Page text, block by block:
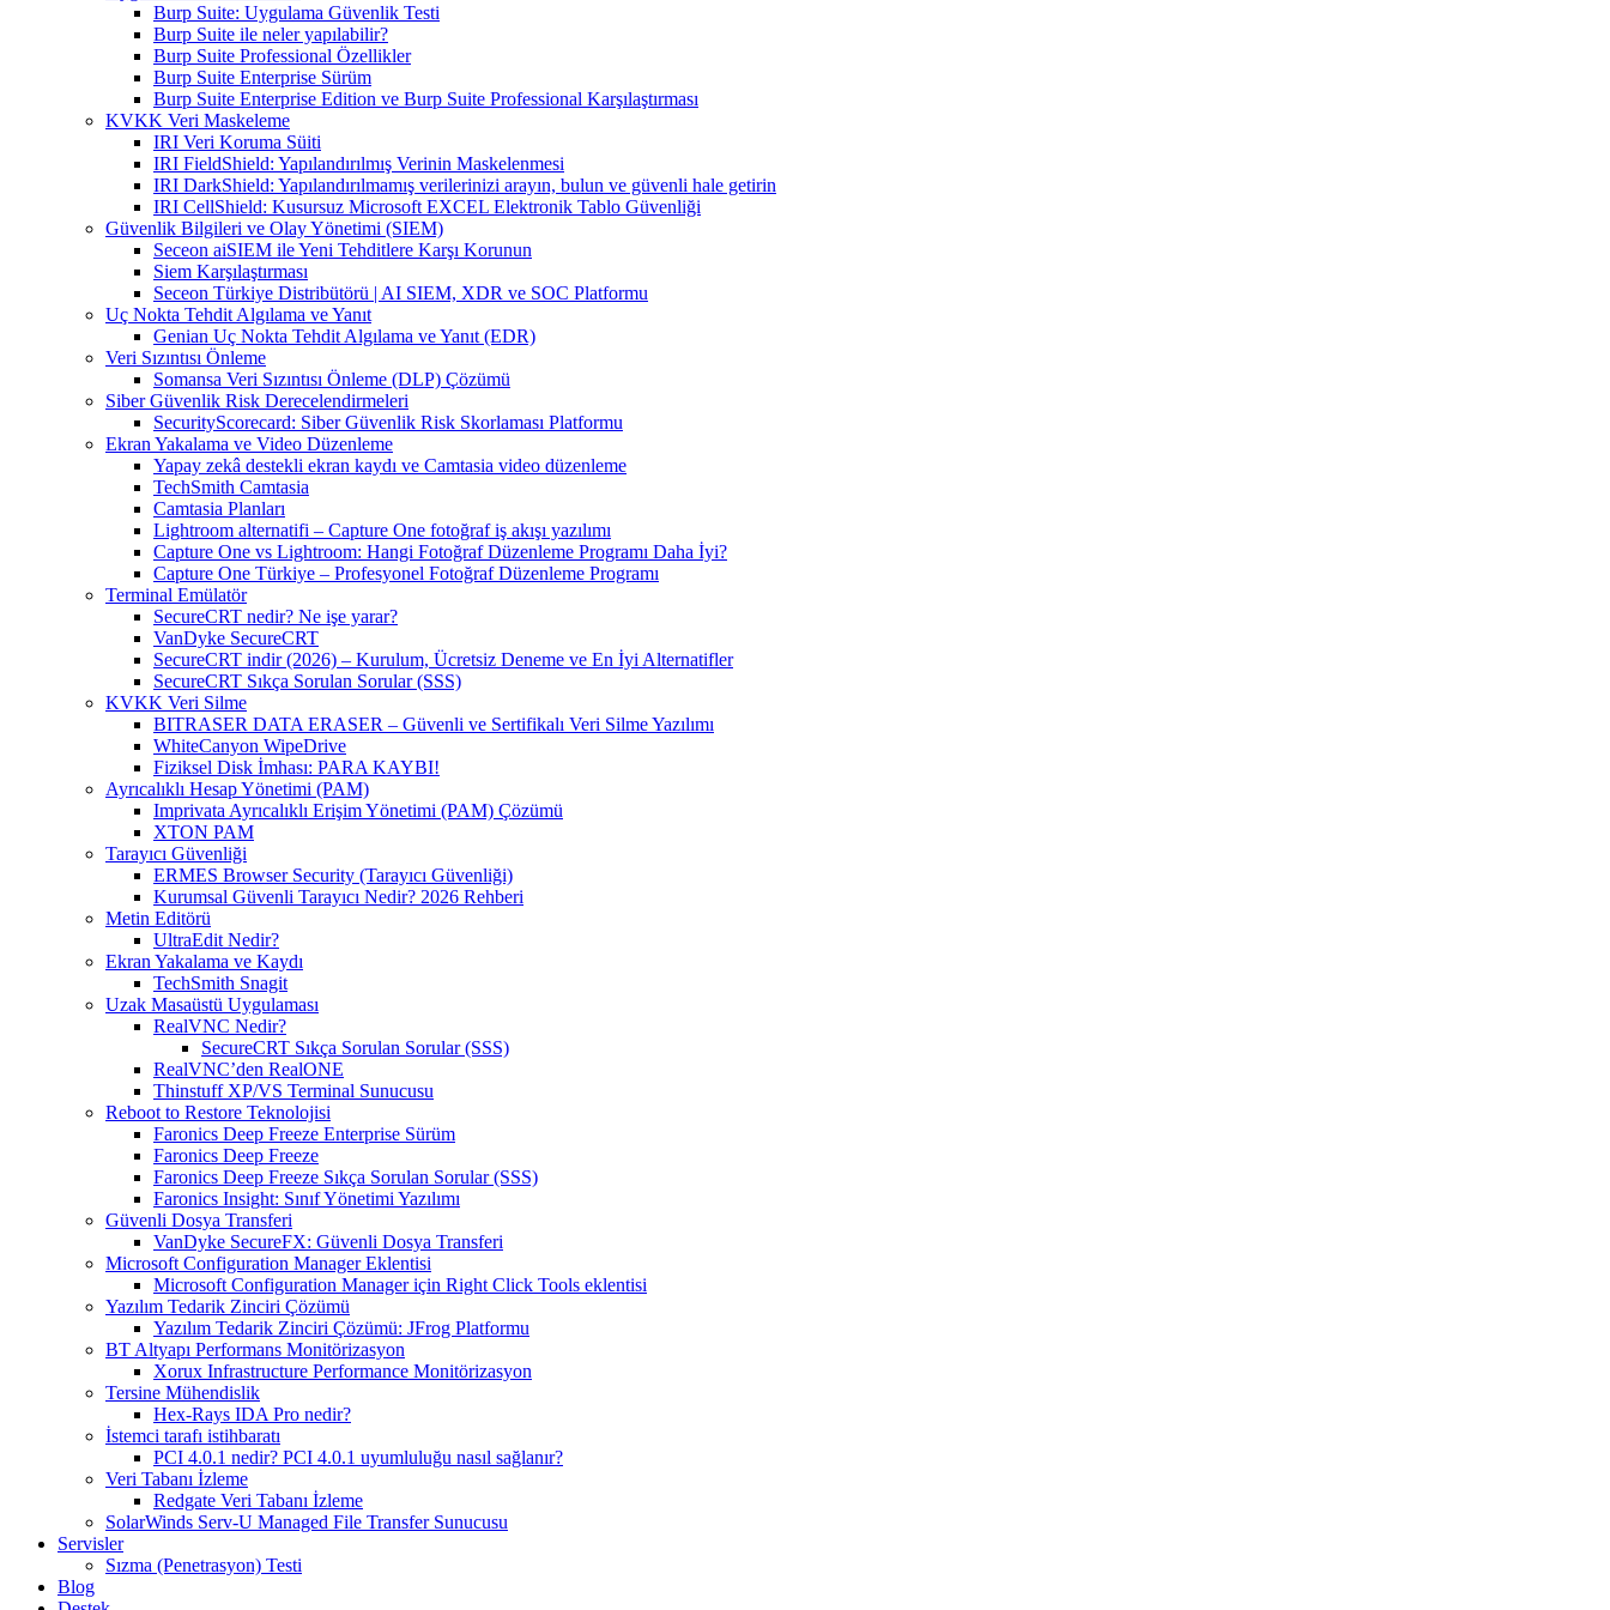
Burp Suite: Uygulama Güvenlik Testi
Burp Suite ile neler yapılabilir?
Burp Suite Professional Özellikler
Burp Suite Enterprise Sürüm
Burp Suite Enterprise Edition ve Burp Suite Professional Karşılaştırması
KVKK Veri Maskeleme
IRI Veri Koruma Süiti
IRI FieldShield: Yapılandırılmış Verinin Maskelenmesi
IRI DarkShield: Yapılandırılmamış verilerinizi arayın, bulun ve güvenli hale getirin
IRI CellShield: Kusursuz Microsoft EXCEL Elektronik Tablo Güvenliği
Güvenlik Bilgileri ve Olay Yönetimi (SIEM)
Seceon aiSIEM ile Yeni Tehditlere Karşı Korunun
Siem Karşılaştırması
Seceon Türkiye Distribütörü | AI SIEM, XDR ve SOC Platformu
Uç Nokta Tehdit Algılama ve Yanıt
Genian Uç Nokta Tehdit Algılama ve Yanıt (EDR)
Veri Sızıntısı Önleme
Somansa Veri Sızıntısı Önleme (DLP) Çözümü
Siber Güvenlik Risk Derecelendirmeleri
SecurityScorecard: Siber Güvenlik Risk Skorlaması Platformu
Ekran Yakalama ve Video Düzenleme
Yapay zekâ destekli ekran kaydı ve Camtasia video düzenleme
TechSmith Camtasia
Camtasia Planları
Lightroom alternatifi – Capture One fotoğraf iş akışı yazılımı
Capture One vs Lightroom: Hangi Fotoğraf Düzenleme Programı Daha İyi?
Capture One Türkiye – Profesyonel Fotoğraf Düzenleme Programı
Terminal Emülatör
SecureCRT nedir? Ne işe yarar?
VanDyke SecureCRT
SecureCRT indir (2026) – Kurulum, Ücretsiz Deneme ve En İyi Alternatifler
SecureCRT Sıkça Sorulan Sorular (SSS)
KVKK Veri Silme
BITRASER DATA ERASER – Güvenli ve Sertifikalı Veri Silme Yazılımı
WhiteCanyon WipeDrive
Fiziksel Disk İmhası: PARA KAYBI!
Ayrıcalıklı Hesap Yönetimi (PAM)
Imprivata Ayrıcalıklı Erişim Yönetimi (PAM) Çözümü
XTON PAM
Tarayıcı Güvenliği
ERMES Browser Security (Tarayıcı Güvenliği)
Kurumsal Güvenli Tarayıcı Nedir? 2026 Rehberi
Metin Editörü
UltraEdit Nedir?
Ekran Yakalama ve Kaydı
TechSmith Snagit
Uzak Masaüstü Uygulaması
RealVNC Nedir?
SecureCRT Sıkça Sorulan Sorular (SSS)
RealVNC’den RealONE
Thinstuff XP/VS Terminal Sunucusu
Reboot to Restore Teknolojisi
Faronics Deep Freeze Enterprise Sürüm
Faronics Deep Freeze
Faronics Deep Freeze Sıkça Sorulan Sorular (SSS)
Faronics Insight: Sınıf Yönetimi Yazılımı
Güvenli Dosya Transferi
VanDyke SecureFX: Güvenli Dosya Transferi
Microsoft Configuration Manager Eklentisi
Microsoft Configuration Manager için Right Click Tools eklentisi
Yazılım Tedarik Zinciri Çözümü
Yazılım Tedarik Zinciri Çözümü: JFrog Platformu
BT Altyapı Performans Monitörizasyon
Xorux Infrastructure Performance Monitörizasyon
Tersine Mühendislik
Hex-Rays IDA Pro nedir?
İstemci tarafı istihbaratı
PCI 4.0.1 nedir? PCI 4.0.1 uyumluluğu nasıl sağlanır?
Veri Tabanı İzleme
Redgate Veri Tabanı İzleme
SolarWinds Serv-U Managed File Transfer Sunucusu
Servisler
Sızma (Penetrasyon) Testi
Blog